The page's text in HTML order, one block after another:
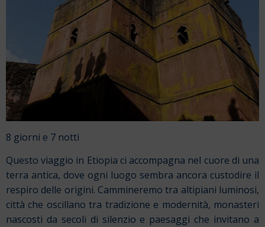
8 giorni e 7 notti
Questo viaggio in Etiopia ci accompagna nel cuore di una
terra antica, dove ogni luogo sembra ancora custodire il
respiro delle origini. Cammineremo tra altipiani luminosi,
città che oscillano tra tradizione e modernità, monasteri
nascosti da secoli di silenzio e paesaggi che invitano a